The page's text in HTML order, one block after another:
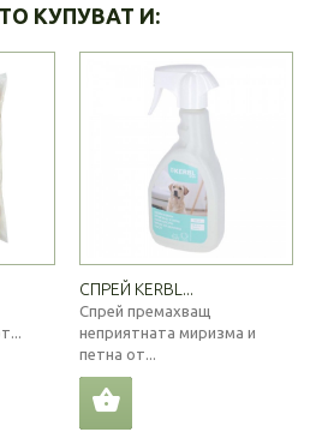
КУПУВАТ И:
СПРЕЙ KERBL...
Спрей премахващ
неприятната миризма и
петна от...